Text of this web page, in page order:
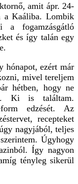
amit ápr. 24-
a Kaáliba. Lombik
a fogamzásgátló
és így talán egy
hónapot, ezért már
mivel tereljem
hétben, hogy ne
Ki is találtam.
edzését. Az
recepteket
nagyjából, teljes
Úgyhogy
Így nagyon
tényleg sikerül